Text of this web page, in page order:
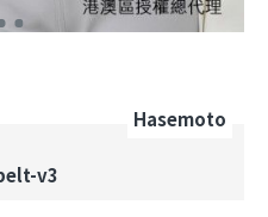
v3
Hasemoto